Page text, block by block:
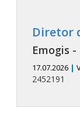
Diretor
Emogis
17.07.2026 |
2452191